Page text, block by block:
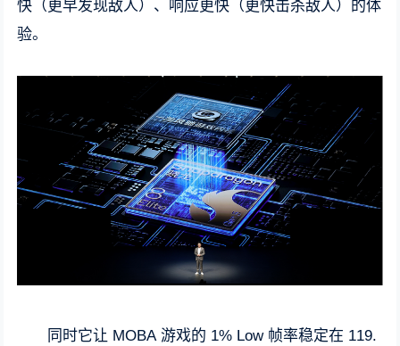
快（更早发现敌人）、响应更快（更快击杀敌人）的体
验。
同时它让 MOBA 游戏的 1% Low 帧率稳定在 119.